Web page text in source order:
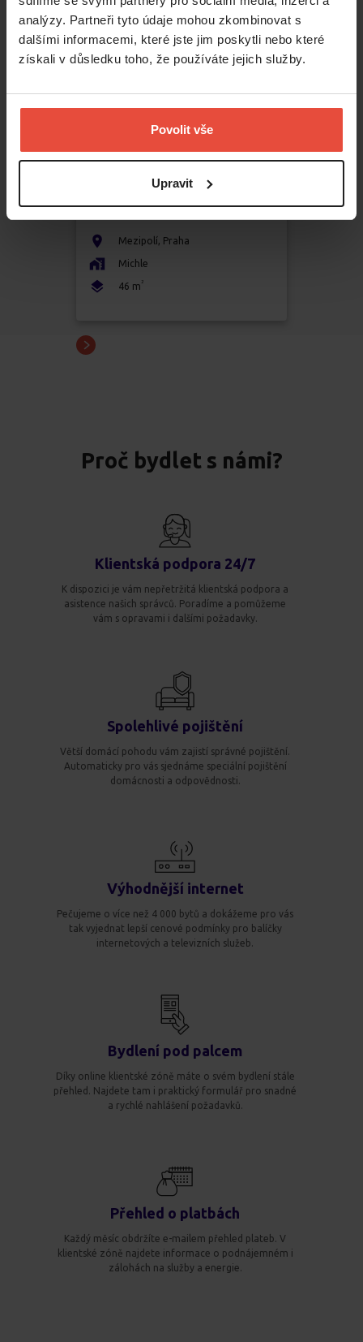
analýzy. Partneři tyto údaje mohou zkombinovat s
dalšími informacemi, které jste jim poskytli nebo které
získali v důsledku toho, že používáte jejich služby.
Povolit vše
Upravit
2+kk
20 000 Kč
Mezipolí, Praha
Michle
46 m 2
Proč bydlet s námi?
Klientská podpora 24/7
K dispozici je vám nepřetržitá klientská podpora a
asistence našich správců. Poradíme a pomůžeme
vám s opravami i dalšími požadavky.
Spolehlivé pojištění
Větší domácí pohodu vám zajistí správné pojištění.
Automaticky pro vás sjednáme speciální pojištění
domácnosti a odpovědnosti.
Výhodnější internet
Pečujeme o více než 4 000 bytů a dokážeme pro vás
tak vyjednat lepší cenové podmínky pro balíčky
internetových a televizních služeb.
Bydlení pod palcem
Díky online klientské zóně máte o svém bydlení stále
přehled. Najdete tam i praktický formulář pro snadné
a rychlé nahlášení požadavků.
Přehled o platbách
Každý měsíc obdržíte e-mailem přehled plateb. V
klientské zóně najdete informace o podnájemném i
zálohách na služby a energie.